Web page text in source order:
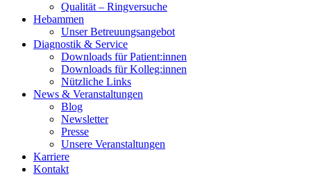
Qualität – Ringversuche
Hebammen
Unser Betreuungsangebot
Diagnostik & Service
Downloads für Patient:innen
Downloads für Kolleg:innen
Nützliche Links
News & Veranstaltungen
Blog
Newsletter
Presse
Unsere Veranstaltungen
Karriere
Kontakt